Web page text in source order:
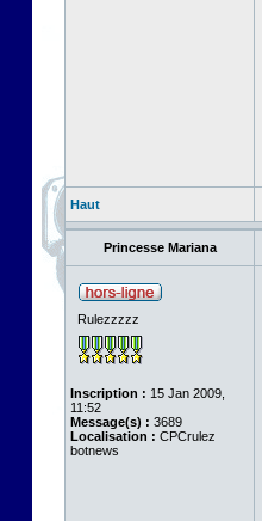
Haut
Princesse Mariana
Rulezzzzz
Inscription : 15 Jan 2009,
11:52
Message(s) : 3689
Localisation : CPCrulez
botnews